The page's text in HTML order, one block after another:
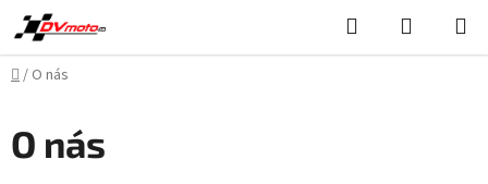
Přejít
na
obsah
Hledat
KOŠÍK
Domů
/ O nás
O nás